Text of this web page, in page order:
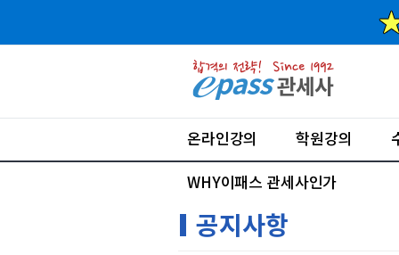
온라인강의 학원강의
WHY이패스 관세사인가
공지사항